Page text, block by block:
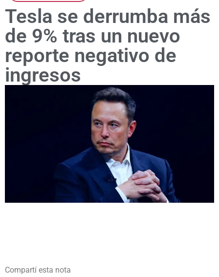
Tesla se derrumba más
de 9% tras un nuevo
reporte negativo de
ingresos
Compartí esta nota